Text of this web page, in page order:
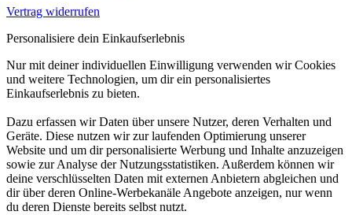
Vertrag widerrufen
Personalisiere dein Einkaufserlebnis
Nur mit deiner individuellen Einwilligung verwenden wir Cookies
und weitere Technologien, um dir ein personalisiertes
Einkaufserlebnis zu bieten.
Dazu erfassen wir Daten über unsere Nutzer, deren Verhalten und
Geräte. Diese nutzen wir zur laufenden Optimierung unserer
Website und um dir personalisierte Werbung und Inhalte anzuzeigen
sowie zur Analyse der Nutzungsstatistiken. Außerdem können wir
deine verschlüsselten Daten mit externen Anbietern abgleichen und
dir über deren Online-Werbekanäle Angebote anzeigen, nur wenn
du deren Dienste bereits selbst nutzt.